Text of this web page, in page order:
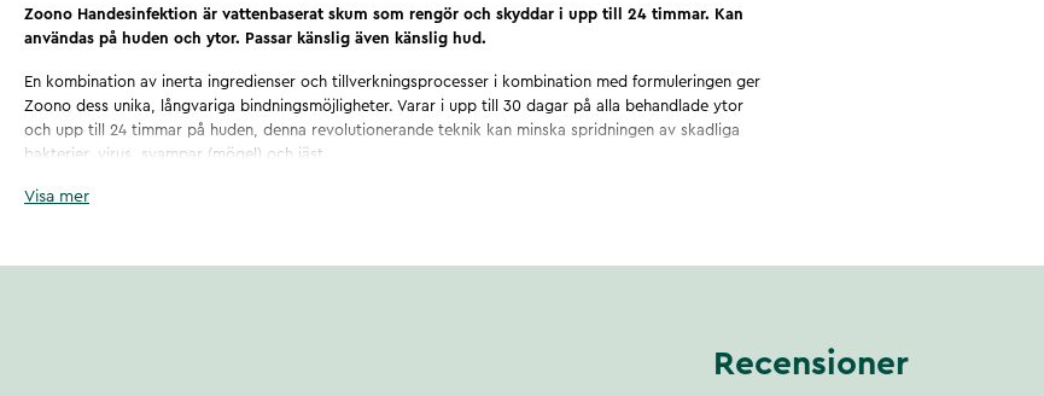
Zoono Handesinfektion är vattenbaserat skum som rengör och skyddar i upp till 24 timmar. Kan
användas på huden och ytor. Passar känslig även känslig hud.
En kombination av inerta ingredienser och tillverkningsprocesser i kombination med formuleringen ger
Zoono dess unika, långvariga bindningsmöjligheter. Varar i upp till 30 dagar på alla behandlade ytor
och upp till 24 timmar på huden, denna revolutionerande teknik kan minska spridningen av skadliga
bakterier, virus, svampar (mögel) och jäst.
Zoono är vattenbaserad, alkoholfri, giftfri och ger unikt, beprövat långvarigt skydd.
Visa mer
Recensioner